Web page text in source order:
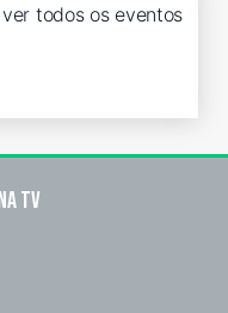
todos os eventos
TV